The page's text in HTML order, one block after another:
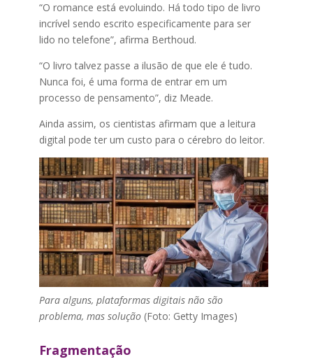
“O romance está evoluindo. Há todo tipo de livro
incrível sendo escrito especificamente para ser
lido no telefone”, afirma Berthoud.
“O livro talvez passe a ilusão de que ele é tudo.
Nunca foi, é uma forma de entrar em um
processo de pensamento”, diz Meade.
Ainda assim, os cientistas afirmam que a leitura
digital pode ter um custo para o cérebro do leitor.
Para alguns, plataformas digitais não são
problema, mas solução(Foto: Getty Images)
Fragmentação